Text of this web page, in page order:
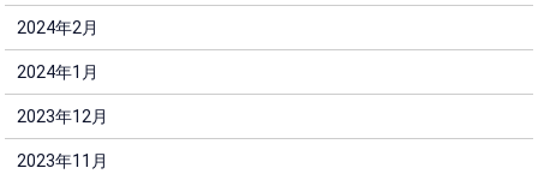
2024年2月
2024年1月
2023年12月
2023年11月